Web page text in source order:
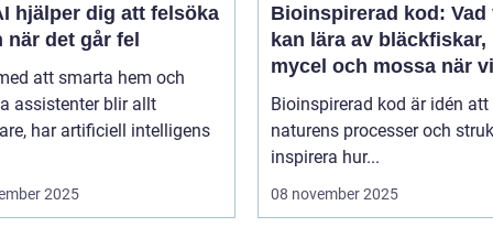
hjälper dig att felsöka
när det går fel
att smarta hem och
assistenter blir allt
har artificiell intelligens
2025
Bioinspirerad kod: Vad
kan lära av bläckfiskar,
mycel och mossa när vi
bygger nya system
Bioinspirerad kod är idén
naturens processer och
inspirera hur...
08 november 2025